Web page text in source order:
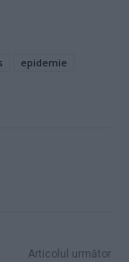
epidemie
Articolul următor